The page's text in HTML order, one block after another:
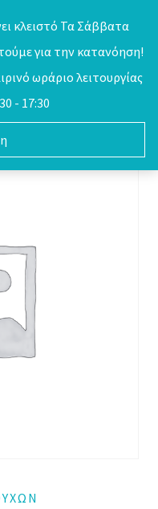
κλειστό Τα Σάββατα
για την κατανόηση!
ωράριο λειτουργίας
- 17:30
0